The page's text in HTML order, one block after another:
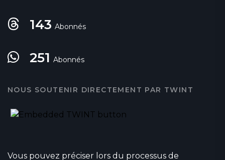
143 Abonnés
251 Abonnés
NOUS SOUTENIR DIRECTEMENT PAR TWINT
Vous pouvez préciser lors du processus de